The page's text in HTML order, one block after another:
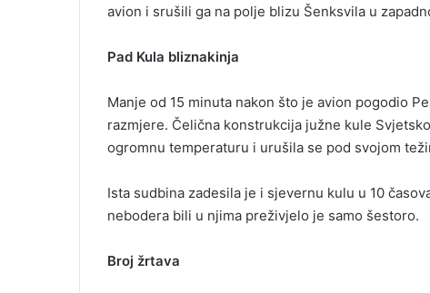
avion i srušili ga na polje blizu Šenksvila u
Pad Kula bliznakinja
Manje od 15 minuta nakon što je avion pogodio
razmjere. Čelična konstrukcija južne kule
ogromnu temperaturu i urušila se pod svojom
Ista sudbina zadesila je i sjevernu kulu u 10
nebodera bili u njima preživjelo je samo šestoro.
Broj žrtava